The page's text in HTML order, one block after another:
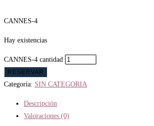
CANNES-4
Hay existencias
CANNES-4 cantidad
RESERVAR
Categoría: SIN CATEGORIA
Descripción
Valoraciones (0)